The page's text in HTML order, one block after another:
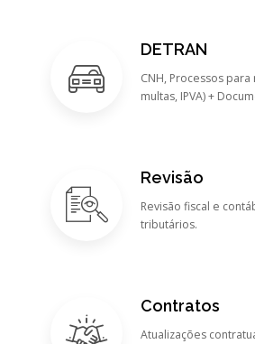
DETRAN
CNH, Processos
multas, IPVA) +
Revisão
Revisão fiscal e
tributários.
Contratos
Atualizações